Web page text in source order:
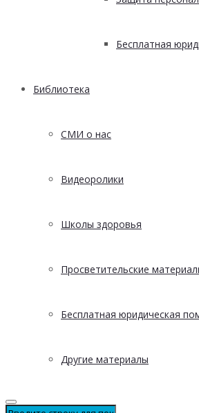
Бесплатная
Библиотека
СМИ о нас
Видеоролики
Школы здоровья
Просветительские
Бесплатная юридическая
Другие материалы